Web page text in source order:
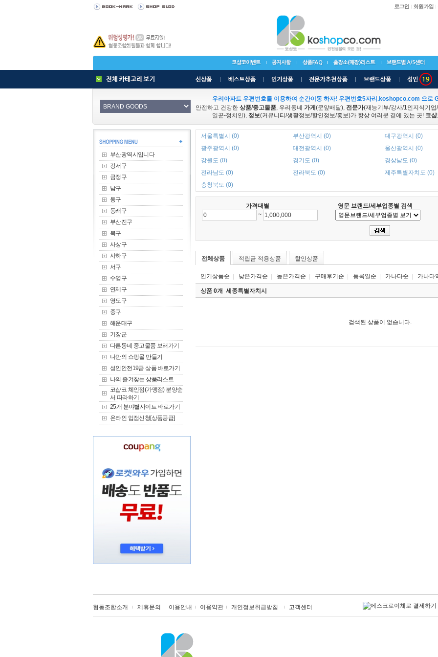
우리아파트 우편번호를 이용하여 순간이동 하자! 우편번호5자리.koshopco.com 으로
안전하고 건강한 상품/중고물품, 우리동네 가게 (문앞배달), 전문가(재능기부/강사/1인지식기업
일꾼-정치인), 정보(커뮤니티/생활정보/할인정보/홍보)가 항상 여러분 곁에 있는 곳! 코
부산광역시입니다
강서구
금정구
남구
동구
동래구
부산진구
북구
사상구
사하구
서구
수영구
연제구
영도구
중구
해운대구
기장군
다른동네 중고물품 보러가기
나만의 쇼핑몰 만들기
성인안전19금 상품 바로가기
나의 즐겨찾는 상품리스트
코샵코 체인점(가맹점) 분양순
서 따라하기
25개 분야별사이트 바로가기
온라인 입점신청[상품공급]
서울특별시 (0) 부산광역시 (0)
대구광역시 (0)
광주광역시 (0)
대전광역시 (0)
울산광역시 (0)
강원도 (0)
경기도 (0)
경상남도 (0)
전라남도 (0)
전라북도 (0)
제주특별자치도 (0)
충청북도 (0)
가격대별
영문 브랜드/세부업종별 검색
~
전체상품 적립금 적용상품 할인상품
인기상품순 낮은가격순 높은가격순 구매후기순 등록일순 가나다순 가나다
상품 0개 세종특별자치시
검색된 상품이 없습니다.
협동조합소개 제휴문의 이용안내 이용약관 개인정보취급방침 고객센터